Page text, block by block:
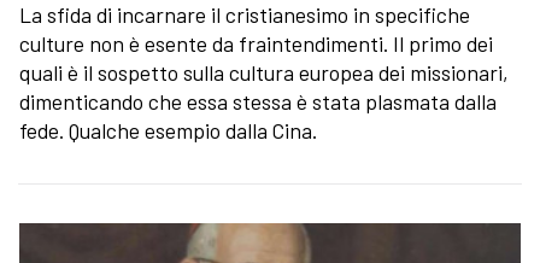
La sfida di incarnare il cristianesimo in specifiche
culture non è esente da fraintendimenti. Il primo dei
quali è il sospetto sulla cultura europea dei missionari,
dimenticando che essa stessa è stata plasmata dalla
fede. Qualche esempio dalla Cina.